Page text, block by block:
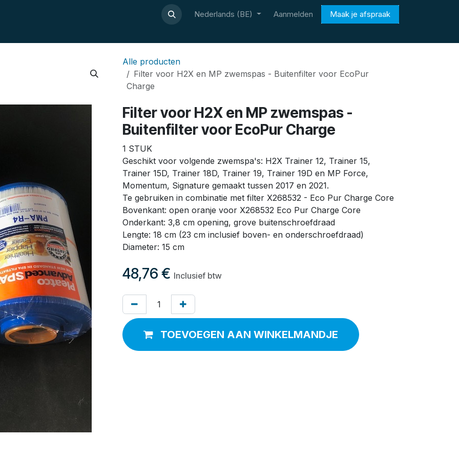
Contact Nederlands (BE) Aanmelden Maak je afspraak
Alle producten
Filter voor H2X en MP zwemspas - Buitenfilter voor EcoPur
Charge
Filter voor H2X en MP zwemspas -
Buitenfilter voor EcoPur Charge
1 STUK
Geschikt voor volgende zwemspa's: H2X Trainer 12, Trainer 15,
Trainer 15D, Trainer 18D, Trainer 19, Trainer 19D en MP Force,
Momentum, Signature gemaakt tussen 2017 en 2021.
Te gebruiken in combinatie met filter X268532 - Eco Pur Charge Core
Bovenkant: open oranje voor X268532 Eco Pur Charge Core
Onderkant: 3,8 cm opening, grove buitenschroefdraad
Lengte: 18 cm (23 cm inclusief boven- en onderschroefdraad)
Diameter: 15 cm
48,76 € Inclusief btw
TOEVOEGEN AAN WINKELMANDJE